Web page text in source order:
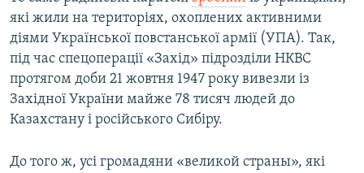
які жили на територіях, охоплених активними
діями Української повстанської армії (УПА). Так,
під час спецоперації «Захід» підрозділи НКВС
протягом доби 21 жовтня 1947 року вивезли із
Західної України майже 78 тисяч людей до
Казахстану і російського Сибіру.
До того ж, усі громадяни «великой страны», які